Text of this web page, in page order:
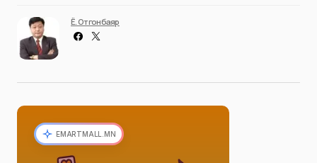
Ё. Отгонбаяр
EMARTMALL.MN